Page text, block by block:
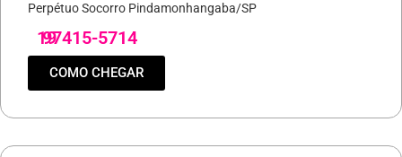
Perpétuo Socorro Pindamonhangaba/SP
19
97415-5714
COMO CHEGAR